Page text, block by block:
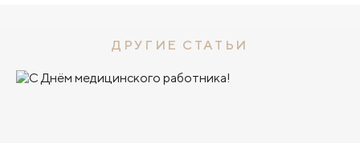
ДРУГИЕ СТАТЬИ